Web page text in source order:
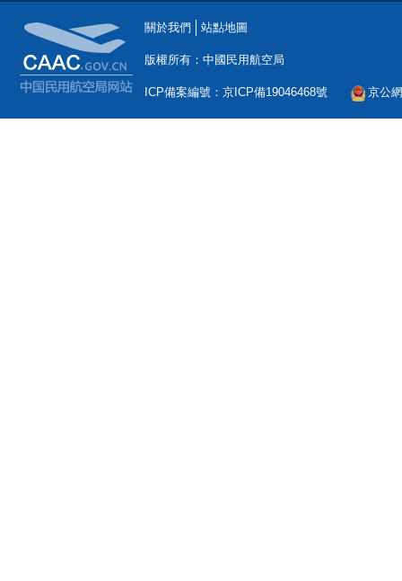
關於我們 站點地圖
版權所有：中國民用航空局
ICP備案編號：京ICP備19046468號 京公